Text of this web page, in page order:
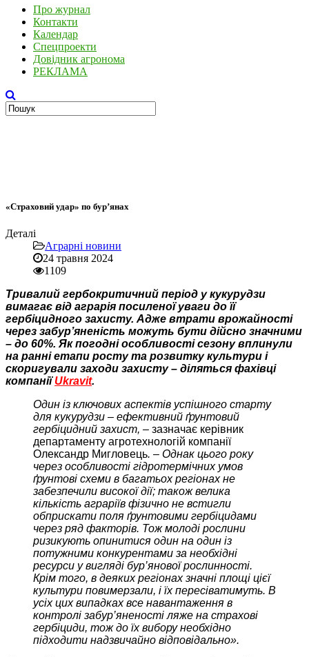
Про журнал
Контакти
Календар
Спецпроекти
Довідник агронома
РЕКЛАМА
«Страховий удар» по бур’янах
Деталі
Аграрні новини
24 травня 2024
1109
Тривалий гербокритичний період у кукурудзи
вимагає від аграрія посиленої уваги до її
гербіцидного захисту. Адже втрати врожайності
через забур’яненість можуть бути дійсно значними
– до 60%. Як погодні особливості сезону вплинули
на ранні етапи росту та розвитку культури і
скоригували заходи захисту – діляться фахівці
компаніїUkravit.
Один із ключових аспектів успішного старту
для кукурудзи – ефективний ґрунтовий
гербіцидний захист, – зазначає керівник
департаменту агротехнологій компанії
Олександр Мигловець. – Однак цього року
через особливості гідротермічних умов
ґрунтові схеми в багатьох регіонах не
забезпечили високої дії; також велика
кількість аграріїв фізично не встигли
обприскати поля ґрунтовими гербіцидами
через ряд факторів. Тож молоді рослини
ризикують опинитися один на один із
потужними конкурентами за необхідні
ресурси у вигляді бур’янової рослинності.
Крім того, в деяких регіонах значні площі цієї
культури повимерзали, і їх пересіватимуть. В
усіх цих випадках все навантаження в
контролі забур’яненості ляже на страхові
гербіциди, тож до їх вибору необхідно
підходити надзвичайно відповідально».